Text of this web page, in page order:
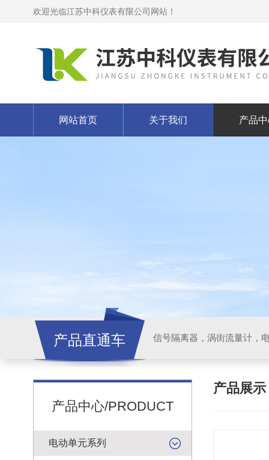
欢迎光临江苏中科仪表有限公司网站！
网站首页 关于我们 产品
产品直通车 信号隔离器，涡街流量计，
产品中心/PRODUCT
电动单元系列
产品展示